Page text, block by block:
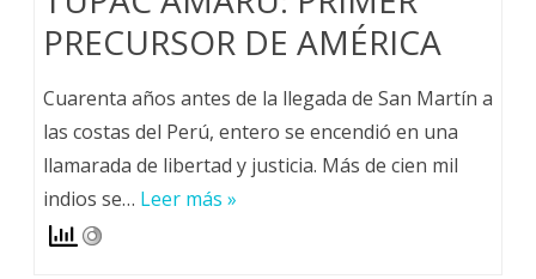
PRECURSOR DE AMÉRICA
Cuarenta años antes de la llegada de San Martín a
las costas del Perú, entero se encendió en una
llamarada de libertad y justicia. Más de cien mil
indios se… Leer más »